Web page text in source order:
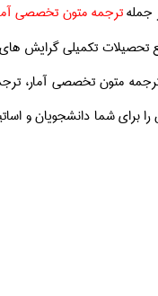
جملهترجمه متون تخصصی
تحصیلات تكمیلی گرایش
متون تخصصی آمار،
را برای شما دانشجویان و